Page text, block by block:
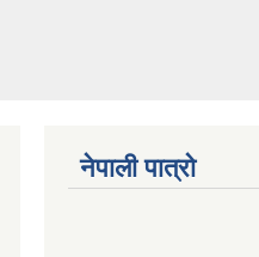
नेपाली पात्रो